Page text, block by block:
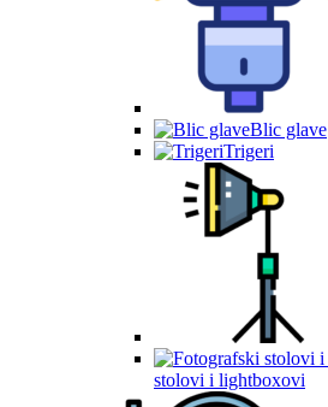
Blic glave
Trigeri
stolovi i lightboxovi